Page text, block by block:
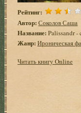
Рейтинг:
Автор: Соколов Саша
Название: Palissandr -
Жанр: Ироническая
Читать книгу Online